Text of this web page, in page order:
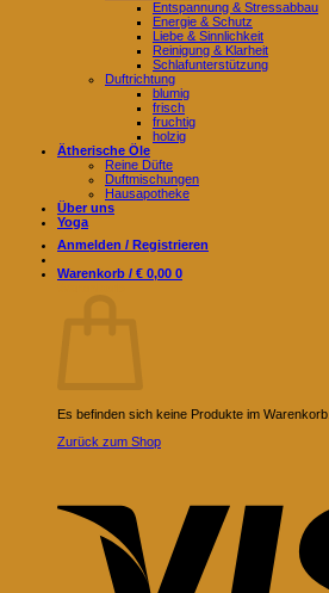
Entspannung & Stressabbau
Energie & Schutz
Liebe & Sinnlichkeit
Reinigung & Klarheit
Schlafunterstützung
Duftrichtung
blumig
frisch
fruchtig
holzig
Ätherische Öle
Reine Düfte
Duftmischungen
Hausapotheke
Über uns
Yoga
Anmelden / Registrieren
Warenkorb / € 0,00 0
Es befinden sich keine Produkte im Warenkorb.
Zurück zum Shop